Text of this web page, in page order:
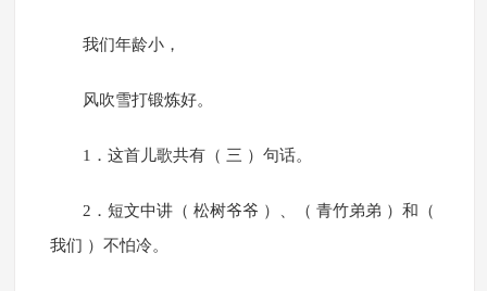
我们年龄小，
风吹雪打锻炼好。
1．这首儿歌共有（ 三 ）句话。
2．短文中讲（ 松树爷爷 ）、（ 青竹弟弟 ）和（
我们 ）不怕冷。